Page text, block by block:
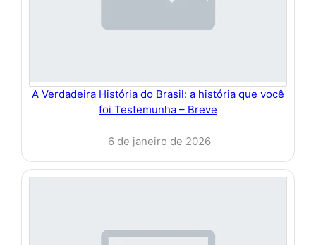
A Verdadeira História do Brasil: a história que você
foi Testemunha – Breve
6 de janeiro de 2026